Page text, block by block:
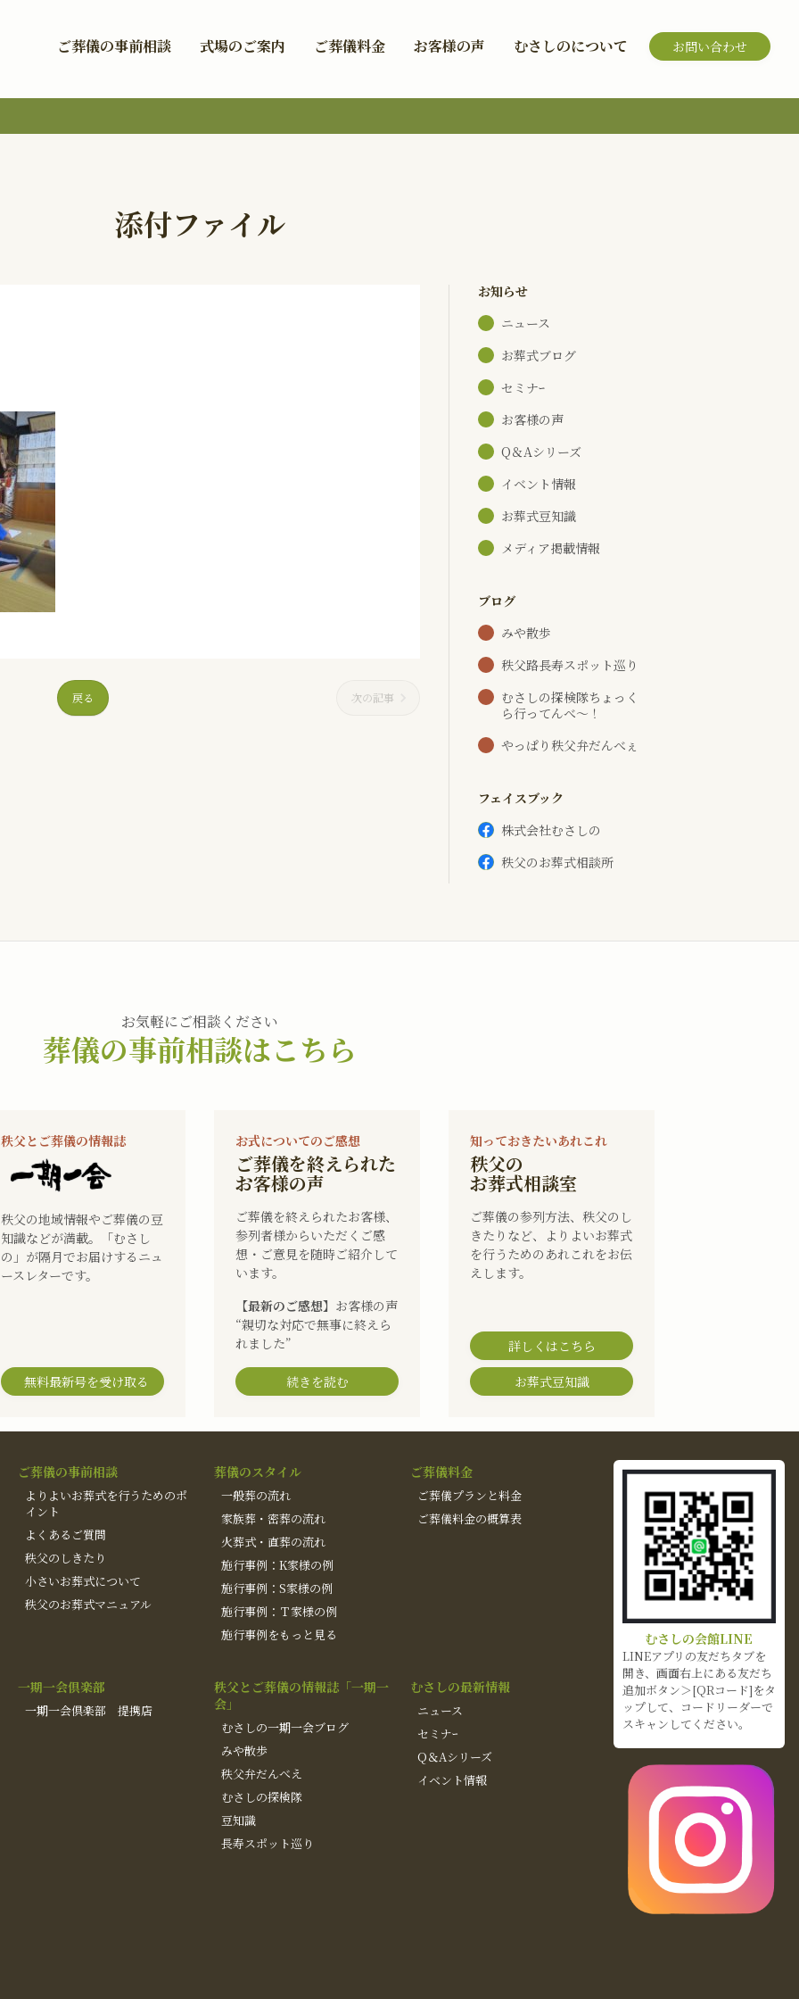
ご葬儀の事前相談 式場のご案内 ご葬儀料金 お客様の声 むさしのについて お問い合わせ
添付ファイル
戻る 次の記事
お知らせ
ニュース
お葬式ブログ
セミナｰ
お客様の声
Q＆Aシリーズ
イベント情報
お葬式豆知識
メディア掲載情報
ブログ
みや散歩
秩父路長寿スポット巡り
むさしの探検隊ちょっく
ら行ってんべ～！
やっぱり秩父弁だんべぇ
フェイスブック
株式会社むさしの
秩父のお葬式相談所
お気軽にご相談ください
葬儀の事前相談はこちら
秩父とご葬儀の情報誌
秩父の地域情報やご葬儀の豆
知識などが満載。「むさし
の」が隔月でお届けするニュ
ースレターです。
無料最新号を受け取る
お式についてのご感想
ご葬儀を終えられた
お客様の声
ご葬儀を終えられたお客様、
参列者様からいただくご感
想・ご意見を随時ご紹介して
います。
【最新のご感想】 お客様の声
“親切な対応で無事に終えら
れました”
続きを読む
知っておきたいあれこれ
秩父の
お葬式相談室
ご葬儀の参列方法、秩父のし
きたりなど、よりよいお葬式
を行うためのあれこれをお伝
えします。
詳しくはこちら
お葬式豆知識
ご葬儀の事前相談
よりよいお葬式を行うためのポ
イント
よくあるご質問
秩父のしきたり
小さいお葬式について
秩父のお葬式マニュアル
葬儀のスタイル
一般葬の流れ
家族葬・密葬の流れ
火葬式・直葬の流れ
施行事例：K家様の例
施行事例：S家様の例
施行事例：Ｔ家様の例
施行事例をもっと見る
ご葬儀料金
ご葬儀プランと料金
ご葬儀料金の概算表
一期一会倶楽部
一期一会倶楽部 提携店
秩父とご葬儀の情報誌「一期一
会」
むさしの一期一会ブログ
みや散歩
秩父弁だんべえ
むさしの探検隊
豆知識
長寿スポット巡り
むさしの最新情報
ニュース
セミナｰ
Q＆Aシリーズ
イベント情報
むさしの会館LINE
LINEアプリの友だちタブを
開き、画面右上にある友だち
追加ボタン＞[QRコード]をタ
ップして、コードリーダーで
スキャンしてください。